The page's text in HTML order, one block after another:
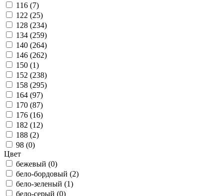
116 (7)
122 (25)
128 (234)
134 (259)
140 (264)
146 (262)
150 (1)
152 (238)
158 (295)
164 (97)
170 (87)
176 (16)
182 (12)
188 (2)
98 (0)
Цвет
бежевый (0)
бело-бордовый (2)
бело-зеленый (1)
бело-серый (0)